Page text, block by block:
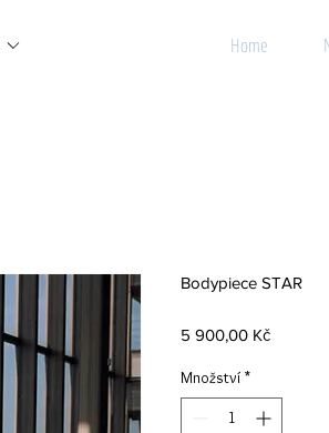
Home
Bodypiece STAR
5 900,00 KčCena
Množství *